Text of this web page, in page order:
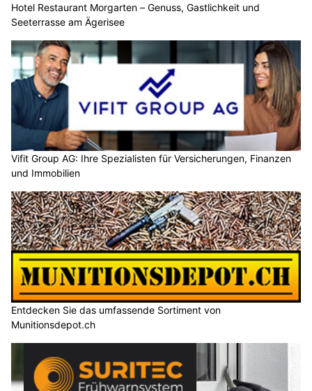
Hotel Restaurant Morgarten – Genuss, Gastlichkeit und
Seeterrasse am Ägerisee
Vifit Group AG: Ihre Spezialisten für Versicherungen, Finanzen
und Immobilien
Entdecken Sie das umfassende Sortiment von
Munitionsdepot.ch